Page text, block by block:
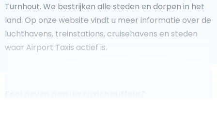
Turnhout. We bestrijken alle steden en dorpen in het
land. Op onze website vindt u meer informatie over de
luchthavens, treinstations, cruisehavens en steden
waar Airport Taxis actief is.